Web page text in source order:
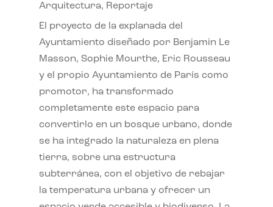
Arquitectura, Reportaje
El proyecto de la explanada del
Ayuntamiento diseñado por Benjamin Le
Masson, Sophie Mourthe, Eric Rousseau
y el propio Ayuntamiento de París como
promotor, ha transformado
completamente este espacio para
convertirlo en un bosque urbano, donde
se ha integrado la naturaleza en plena
tierra, sobre una estructura
subterránea, con el objetivo de rebajar
la temperatura urbana y ofrecer un